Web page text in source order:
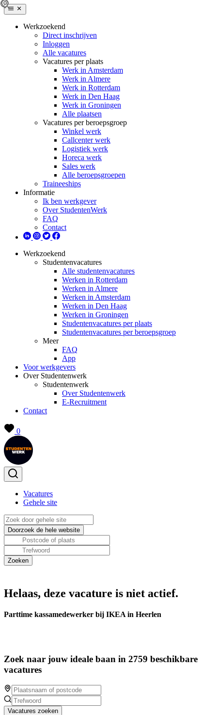
Werkzoekend
Direct inschrijven
Inloggen
Alle vacatures
Vacatures per plaats
Werk in Amsterdam
Werk in Almere
Werk in Rotterdam
Werk in Den Haag
Werk in Groningen
Alle plaatsen
Vacatures per beroepsgroep
Winkel werk
Callcenter werk
Logistiek werk
Horeca werk
Sales werk
Alle beroepsgroepen
Traineeships
Informatie
Ik ben werkgever
Over StudentenWerk
FAQ
Contact
Werkzoekend
Studentenvacatures
Alle studentenvacatures
Werken in Rotterdam
Werken in Almere
Werken in Amsterdam
Werken in Den Haag
Werken in Groningen
Studentenvacatures per plaats
Studentenvacatures per beroepsgroep
Meer
FAQ
App
Voor werkgevers
Over Studentenwerk
Studentenwerk
Over Studentenwerk
E-Recruitment
Contact
0
Vacatures
Gehele site
Helaas, deze vacature is niet actief.
Parttime kassamedewerker bij IKEA in Heerlen
Zoek naar jouw ideale baan in 2759 beschikbare
vacatures
Vacatures zoeken